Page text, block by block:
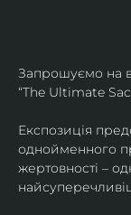
Запрошуємо на
“The Ultimate
Експозиція
однойменного
жертовності –